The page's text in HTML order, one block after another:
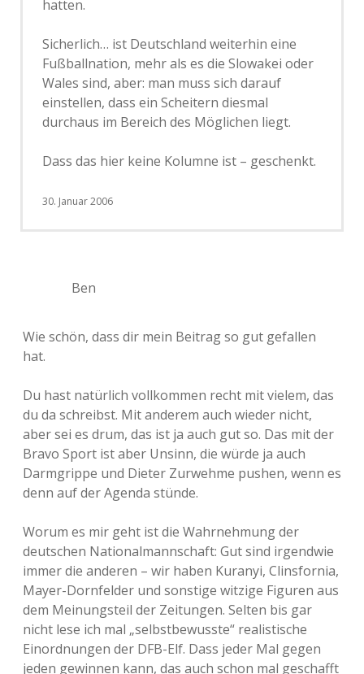
hatten.
Sicherlich… ist Deutschland weiterhin eine
Fußballnation, mehr als es die Slowakei oder
Wales sind, aber: man muss sich darauf
einstellen, dass ein Scheitern diesmal
durchaus im Bereich des Möglichen liegt.
Dass das hier keine Kolumne ist – geschenkt.
30. Januar 2006
Ben
Wie schön, dass dir mein Beitrag so gut gefallen
hat.
Du hast natürlich vollkommen recht mit vielem, das
du da schreibst. Mit anderem auch wieder nicht,
aber sei es drum, das ist ja auch gut so. Das mit der
Bravo Sport ist aber Unsinn, die würde ja auch
Darmgrippe und Dieter Zurwehme pushen, wenn es
denn auf der Agenda stünde.
Worum es mir geht ist die Wahrnehmung der
deutschen Nationalmannschaft: Gut sind irgendwie
immer die anderen – wir haben Kuranyi, Clinsfornia,
Mayer-Dornfelder und sonstige witzige Figuren aus
dem Meinungsteil der Zeitungen. Selten bis gar
nicht lese ich mal „selbstbewusste“ realistische
Einordnungen der DFB-Elf. Dass jeder Mal gegen
jeden gewinnen kann, das auch schon mal geschafft